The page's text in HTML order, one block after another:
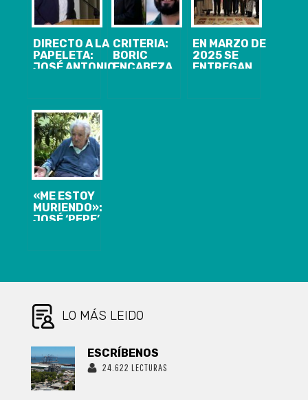
DIRECTO A LA
PAPELETA:
JOSÉ ANTONIO
NUEVAMENTE
CANDIDATO
PRESIDENCIAL
CRITERIA:
BORIC
ENCABEZA
EN MARZO DE
2025 SE
ENTREGAN
«ME ESTOY
MURIENDO»:
JOSÉ ‘PEPE’
TRATAMIENTO
LO MÁS LEIDO
ESCRÍBENOS
24.622 LECTURAS